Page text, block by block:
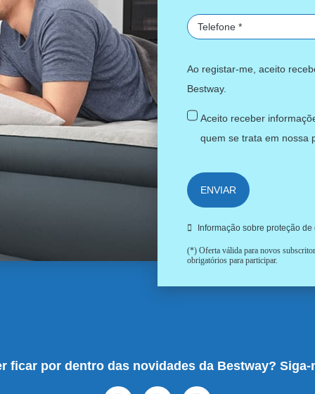
Ao registar-me, aceito
Bestway.
Aceito receber
quem se trata em nossa
ENVIAR
Informação sobre proteção de
(*) Oferta válida para novos
obrigatórios para participar.
ficar por dentro das novidades da Bestway? Siga-